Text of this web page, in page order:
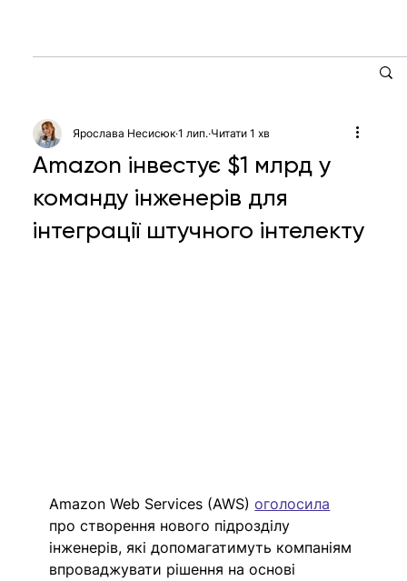
Amazon інвестує $1 млрд у
команду інженерів для
інтеграції штучного інтелекту
Ярослава Несисюк 1 лип. Читати 1 хв
Amazon Web Services (AWS) оголосила
про створення нового підрозділу
інженерів, які допомагатимуть компаніям
впроваджувати рішення на основі